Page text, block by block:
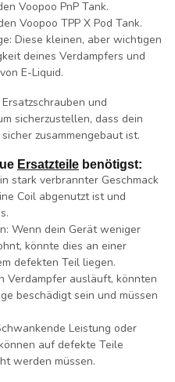
Voopoo PnP Tank.
Voopoo TPP X Pod Tank.
Diese kleinen, aber wichtigen
deines Verdampfers und
E-Liquid.
Ersatzschrauben und
sicherzustellen, dass dein
zusammengebaut ist.
Ersatzteile benötigst:
stark verbrannter Geschmack
Coil abgenutzt ist und
Wenn dein Gerät weniger
könnte dies an einer
defekten Teil liegen.
Verdampfer ausläuft, könnten
beschädigt sein und müssen
Leistung oder
auf defekte Teile
werden müssen.